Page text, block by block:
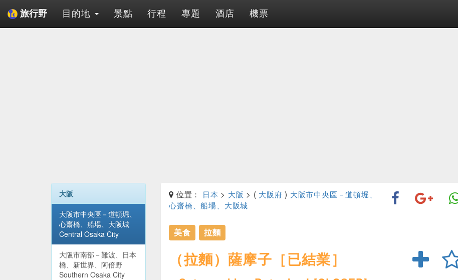
旅行野 目的地 景點 行程 專題 酒店 機票
大阪
大阪市中央區－道頓堀、
心齋橋、船場、大阪城
Central Osaka City
大阪市南部－難波、日本
橋、新世界、阿倍野
Southern Osaka City
位置： 日本 > 大阪 > ( 大阪府 ) 大阪市中央區－道頓堀、
心齋橋、船場、大阪城
美食 拉麵
（拉麵）薩摩子［已結業］